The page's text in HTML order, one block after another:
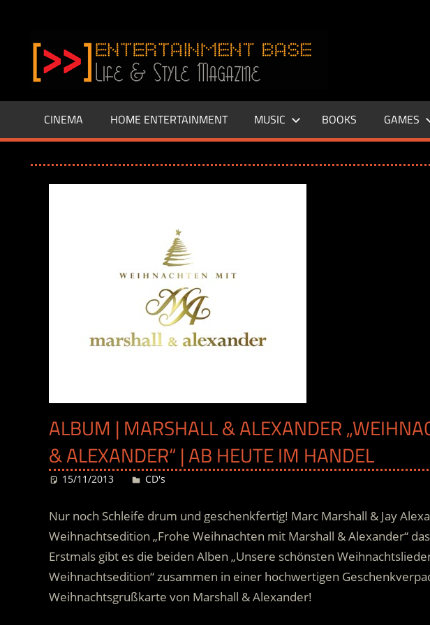
springen
–
LIFE
Base.de
CINEMA HOME ENTERTAINMENT MUSIC BOOKS GAMES
ALBUM | MARSHALL & ALEXANDER
& ALEXANDER“ | AB HEUTE IM HANDEL
15/11/2013 Desiree
CD's
Nur noch Schleife drum und geschenkfertig! Marc Marshall & Jay
Weihnachtsedition „Frohe Weihnachten mit Marshall & Alexander“
Erstmals gibt es die beiden Alben „Unsere schönsten
Weihnachtsedition“ zusammen in einer hochwertigen
Weihnachtsgrußkarte von Marshall & Alexander!